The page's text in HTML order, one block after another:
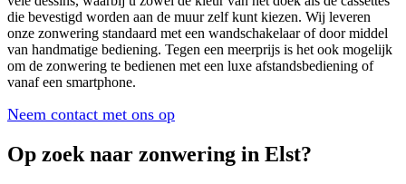
die bevestigd worden aan de muur zelf kunt kiezen. Wij leveren
onze zonwering standaard met een wandschakelaar of door middel
van handmatige bediening. Tegen een meerprijs is het ook mogelijk
om de zonwering te bedienen met een luxe afstandsbediening of
vanaf een smartphone.
Neem contact met ons op
Op zoek naar zonwering in Elst?